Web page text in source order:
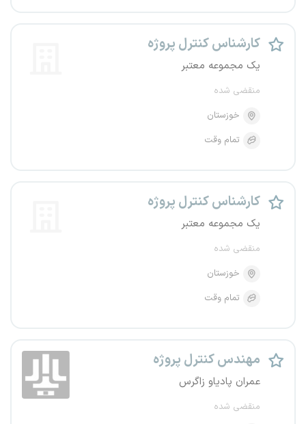
کارشناس کنترل پروژه
یک مجموعه معتبر
منقضی شده
خوزستان
تمام وقت
کارشناس کنترل پروژه
یک مجموعه معتبر
منقضی شده
خوزستان
تمام وقت
مهندس کنترل پروژه‌
عمران پادیاو زاگرس
منقضی شده